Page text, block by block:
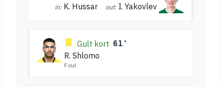
in: K. Hussar out: I. Yakovlev
Gult kort 61'
R. Shlomo
Foul